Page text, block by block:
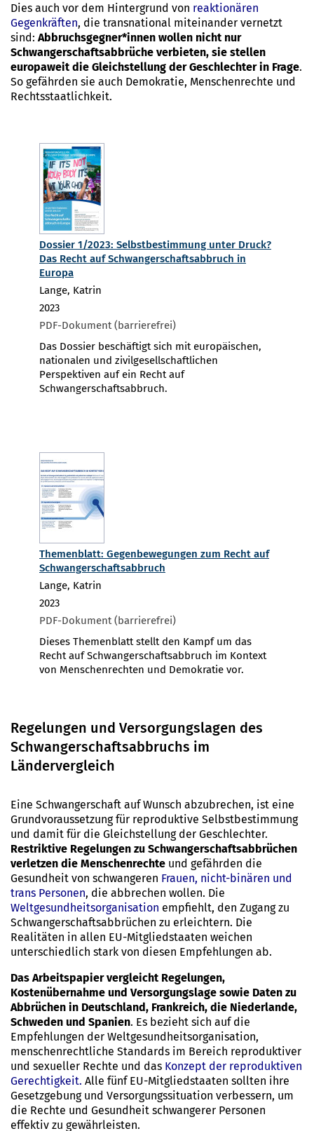
Dies auch vor dem Hintergrund von reaktionären
Gegenkräften, die transnational miteinander vernetzt
sind: Abbruchsgegner*innen wollen nicht nur
Schwangerschaftsabbrüche verbieten, sie stellen
europaweit die Gleichstellung der Geschlechter in Frage.
So gefährden sie auch Demokratie, Menschenrechte und
Rechtsstaatlichkeit.
Dossier 1/2023: Selbstbestimmung unter Druck?
Das Recht auf Schwangerschaftsabbruch in
Europa
Lange, Katrin
2023
PDF-Dokument (barrierefrei)
Das Dossier beschäftigt sich mit europäischen,
nationalen und zivilgesellschaftlichen
Perspektiven auf ein Recht auf
Schwangerschaftsabbruch.
Themenblatt: Gegenbewegungen zum Recht auf
Schwangerschaftsabbruch
Lange, Katrin
2023
PDF-Dokument (barrierefrei)
Dieses Themenblatt stellt den Kampf um das
Recht auf Schwangerschaftsabbruch im Kontext
von Menschenrechten und Demokratie vor.
Regelungen und Versorgungslagen des
Schwangerschaftsabbruchs im
Ländervergleich
Eine Schwangerschaft auf Wunsch abzubrechen, ist eine
Grundvoraussetzung für reproduktive Selbstbestimmung
und damit für die Gleichstellung der Geschlechter.
Restriktive Regelungen zu Schwangerschaftsabbrüchen
verletzen die Menschenrechte und gefährden die
Gesundheit von schwangeren Frauen, nicht-binären und
trans Personen, die abbrechen wollen. Die
Weltgesundheitsorganisation empfiehlt, den Zugang zu
Schwangerschaftsabbrüchen zu erleichtern. Die
Realitäten in allen EU-Mitgliedstaaten weichen
unterschiedlich stark von diesen Empfehlungen ab.
Das Arbeitspapier vergleicht Regelungen,
Kostenübernahme und Versorgungslage sowie Daten zu
Abbrüchen in Deutschland, Frankreich, die Niederlande,
Schweden und Spanien. Es bezieht sich auf die
Empfehlungen der Weltgesundheitsorganisation,
menschenrechtliche Standards im Bereich reproduktiver
und sexueller Rechte und das Konzept der reproduktiven
Gerechtigkeit. Alle fünf EU-Mitgliedstaaten sollten ihre
Gesetzgebung und Versorgungssituation verbessern, um
die Rechte und Gesundheit schwangerer Personen
effektiv zu gewährleisten.